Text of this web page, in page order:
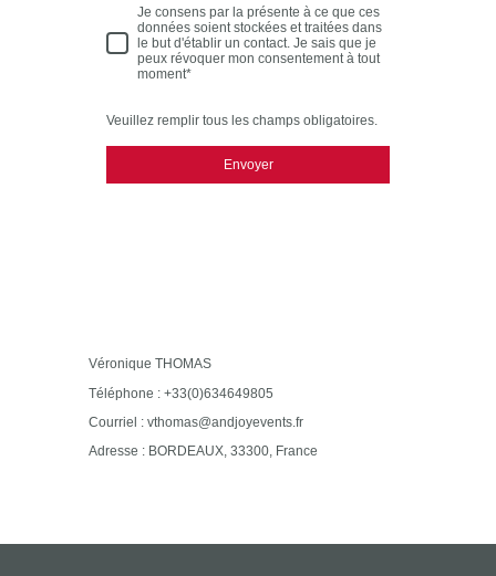
Je consens par la présente à ce que ces
données soient stockées et traitées dans
le but d'établir un contact. Je sais que je
peux révoquer mon consentement à tout
moment*
Veuillez remplir tous les champs obligatoires.
Envoyer
Véronique THOMAS
Téléphone : +33(0)634649805
Courriel : vthomas@andjoyevents.fr
Adresse : BORDEAUX, 33300, France